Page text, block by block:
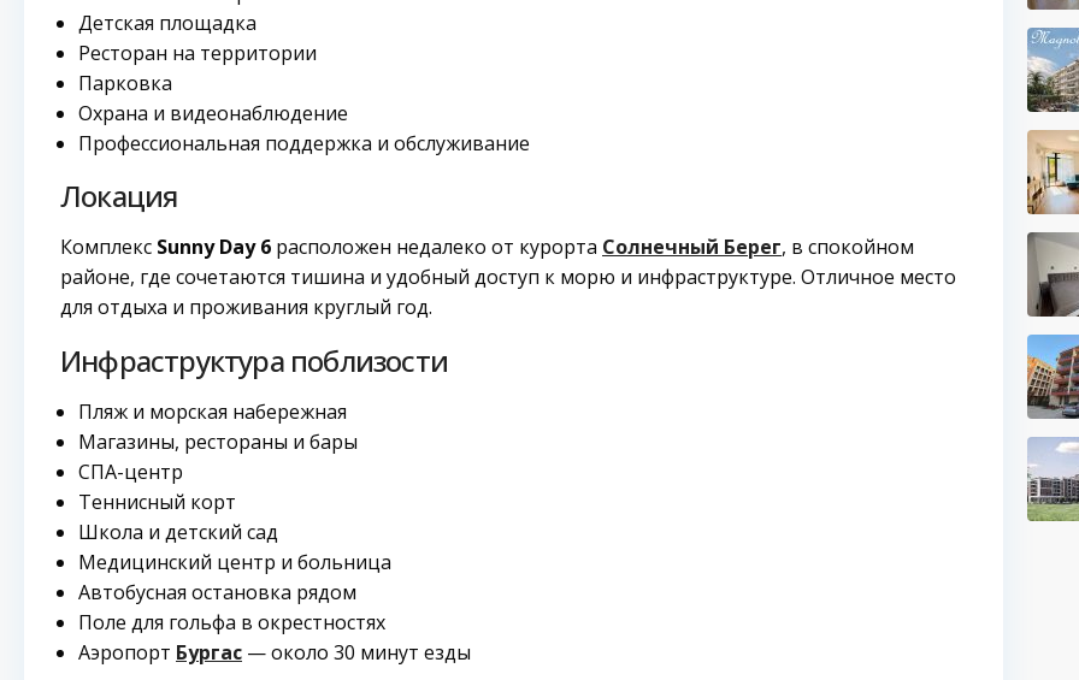
Детская площадка
Ресторан на территории
Парковка
Охрана и видеонаблюдение
Профессиональная поддержка и обслуживание
Локация
Комплекс Sunny Day 6 расположен недалеко от курорта Солнечный Берег, в спокойном
районе, где сочетаются тишина и удобный доступ к морю и инфраструктуре. Отличное место
для отдыха и проживания круглый год.
Инфраструктура поблизости
Пляж и морская набережная
Магазины, рестораны и бары
СПА-центр
Теннисный корт
Школа и детский сад
Медицинский центр и больница
Автобусная остановка рядом
Поле для гольфа в окрестностях
Аэропорт Бургас — около 30 минут езды